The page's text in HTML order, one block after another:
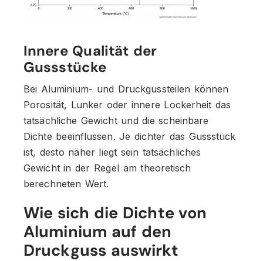
Innere Qualität der
Gussstücke
Bei Aluminium- und Druckgussteilen können
Porosität, Lunker oder innere Lockerheit das
tatsächliche Gewicht und die scheinbare
Dichte beeinflussen. Je dichter das Gussstück
ist, desto näher liegt sein tatsächliches
Gewicht in der Regel am theoretisch
berechneten Wert.
Wie sich die Dichte von
Aluminium auf den
Druckguss auswirkt